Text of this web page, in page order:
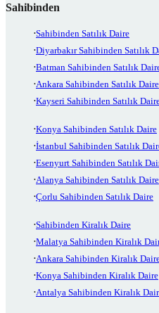
Sahibinden
Sahibinden Satılık Daire
Diyarbakır Sahibinden Satılık
Batman Sahibinden Satılık
Ankara Sahibinden Satılık Daire
Kayseri Sahibinden Satılık
Konya Sahibinden Satılık Daire
İstanbul Sahibinden Satılık
Esenyurt Sahibinden Satılık
Alanya Sahibinden Satılık Daire
Çorlu Sahibinden Satılık Daire
Sahibinden Kiralık Daire
Malatya Sahibinden Kiralık
Ankara Sahibinden Kiralık
Konya Sahibinden Kiralık Daire
Antalya Sahibinden Kiralık